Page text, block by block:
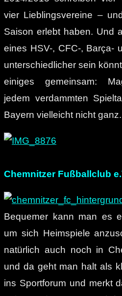
vier Lieblingsvereine –
Saison erlebt haben. Und
eines HSV-, CFC-, Barça-
unterschiedlicher sein
einiges gemeinsam:
jedem verdammten
Bayern vielleicht nicht ganz.
Chemnitzer Fußballclub
Bequemer kann man es
um sich Heimspiele
natürlich auch noch in
und da geht man halt als
ins Sportforum und merkt